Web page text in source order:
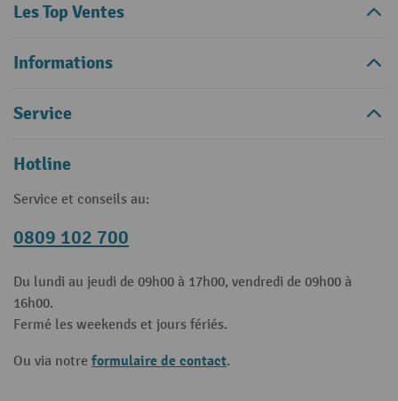
Les Top Ventes
Informations
Service
Hotline
Service et conseils au:
0809 102 700
Du lundi au jeudi de 09h00 à 17h00, vendredi de 09h00 à
16h00.
Fermé les weekends et jours fériés.
Ou via notre formulaire de contact.